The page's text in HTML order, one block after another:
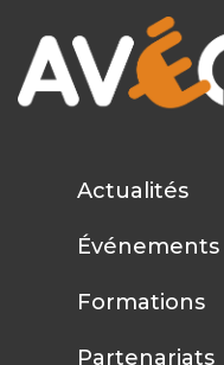
Actualités
Événements
Formations
Partenariats